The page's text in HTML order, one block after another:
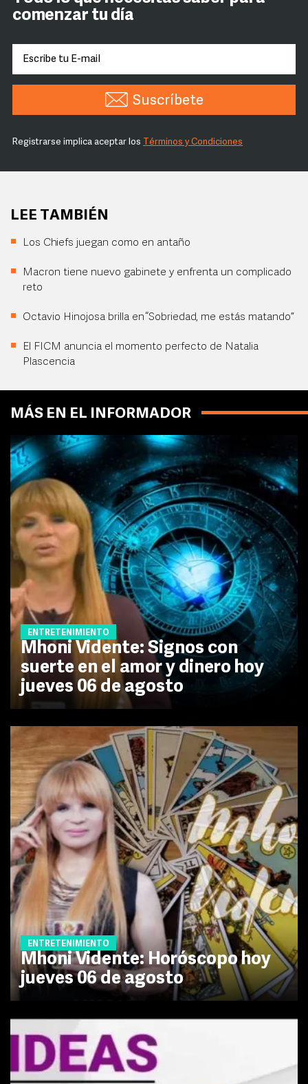
comenzar tu día
Suscríbete
Registrarse implica aceptar los Términos y Condiciones
LEE TAMBIÉN
Los Chiefs juegan como en antaño
Macron tiene nuevo gabinete y enfrenta un complicado
reto
Octavio Hinojosa brilla en “Sobriedad, me estás matando”
El FICM anuncia el momento perfecto de Natalia
Plascencia
MÁS EN EL INFORMADOR
ENTRETENIMIENTO
Mhoni Vidente: Signos con
suerte en el amor y dinero hoy
jueves 06 de agosto
ENTRETENIMIENTO
Mhoni Vidente: Horóscopo hoy
jueves 06 de agosto